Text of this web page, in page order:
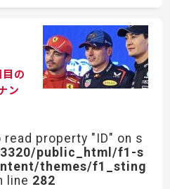
の
ン
property "ID" on s
public_html/f1-s
themes/f1_sting
line 282